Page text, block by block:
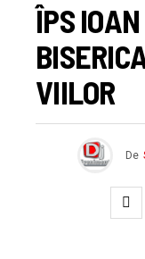
ÎPS
VIILOR
De